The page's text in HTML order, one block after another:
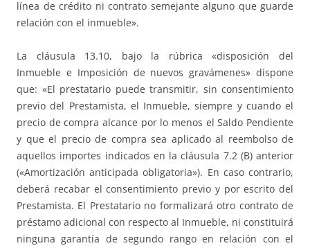
línea de crédito ni contrato semejante alguno que guarde
relación con el inmueble».
La cláusula 13.10, bajo la rúbrica «disposición del
Inmueble e Imposición de nuevos gravámenes» dispone
que: «El prestatario puede transmitir, sin consentimiento
previo del Prestamista, el Inmueble, siempre y cuando el
precio de compra alcance por lo menos el Saldo Pendiente
y que el precio de compra sea aplicado al reembolso de
aquellos importes indicados en la cláusula 7.2 (B) anterior
(«Amortización anticipada obligatoria»). En caso contrario,
deberá recabar el consentimiento previo y por escrito del
Prestamista. El Prestatario no formalizará otro contrato de
préstamo adicional con respecto al Inmueble, ni constituirá
ninguna garantía de segundo rango en relación con el